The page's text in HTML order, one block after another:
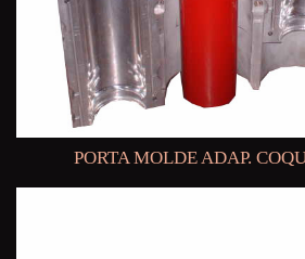
PORTA MOLDE ADAP.